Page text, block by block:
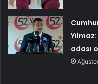
adası